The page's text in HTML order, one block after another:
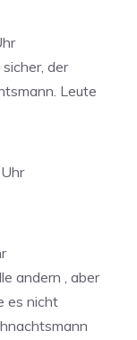
der
Leute
andern , aber
es nicht